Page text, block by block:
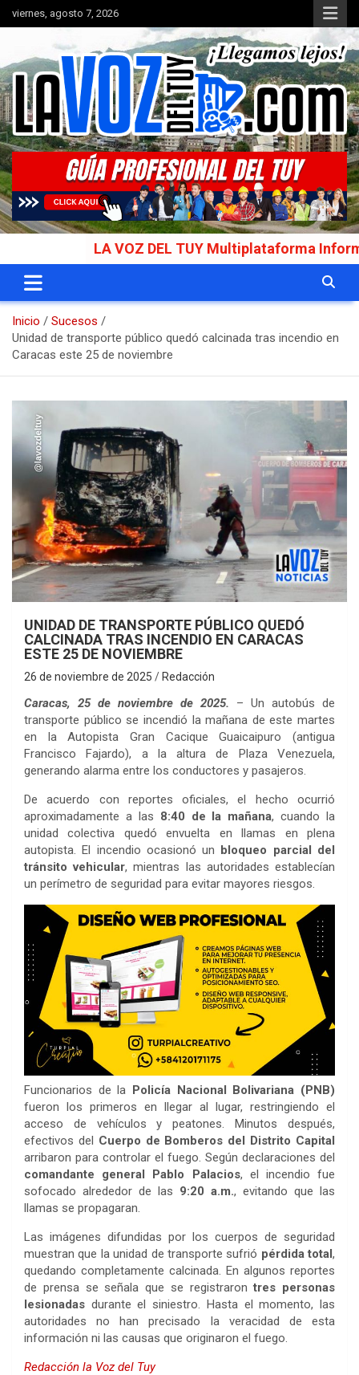
Saltar
al
viernes, agosto 7, 2026
La Voz del Tuy
Portal de noticias
LA VOZ DEL TUY Multiplataforma
Inicio
Sucesos
Unidad de transporte público quedó calcinada tras incendio en
Caracas este 25 de noviembre
UNIDAD DE TRANSPORTE PÚBLICO QUEDÓ
CALCINADA TRAS INCENDIO EN CARACAS
ESTE 25 DE NOVIEMBRE
26 de noviembre de 2025 Redacción
Caracas, 25 de noviembre de 2025. – Un autobús de
transporte público se incendió la mañana de este martes
en la Autopista Gran Cacique Guaicaipuro (antigua
Francisco Fajardo), a la altura de Plaza Venezuela,
generando alarma entre los conductores y pasajeros.
De acuerdo con reportes oficiales, el hecho ocurrió
aproximadamente a las 8:40 de la mañana, cuando la
unidad colectiva quedó envuelta en llamas en plena
autopista. El incendio ocasionó un bloqueo parcial del
tránsito vehicular, mientras las autoridades establecían
un perímetro de seguridad para evitar mayores riesgos.
Funcionarios de la Policía Nacional Bolivariana (PNB)
fueron los primeros en llegar al lugar, restringiendo el
acceso de vehículos y peatones. Minutos después,
efectivos del Cuerpo de Bomberos del Distrito Capital
arribaron para controlar el fuego. Según declaraciones del
comandante general Pablo Palacios, el incendio fue
sofocado alrededor de las 9:20 a.m., evitando que las
llamas se propagaran.
Las imágenes difundidas por los cuerpos de seguridad
muestran que la unidad de transporte sufrió pérdida total,
quedando completamente calcinada. En algunos reportes
de prensa se señala que se registrarontres personas
lesionadas durante el siniestro. Hasta el momento, las
autoridades no han precisado la veracidad de esta
información ni las causas que originaron el fuego.
Redacción la Voz del Tuy